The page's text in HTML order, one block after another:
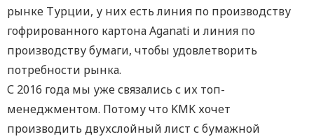
рынке Турции, у них есть линия по производству
гофрированного картона Aganati и линия по
производству бумаги, чтобы удовлетворить
потребности рынка.
С 2016 года мы уже связались с их топ-
менеджментом. Потому что KMK хочет
производить двухслойный лист с бумажной